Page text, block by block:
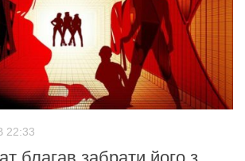
22:33